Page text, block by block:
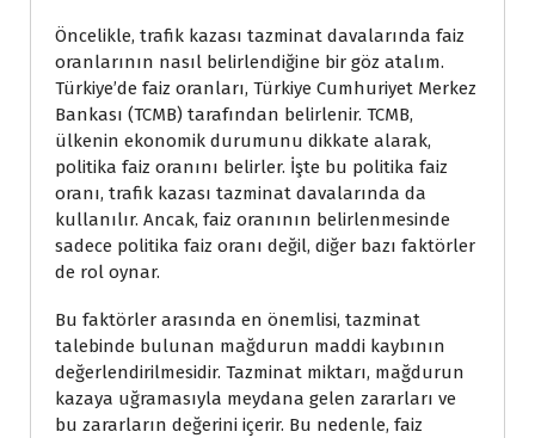
Öncelikle, trafik kazası tazminat davalarında faiz
oranlarının nasıl belirlendiğine bir göz atalım.
Türkiye’de faiz oranları, Türkiye Cumhuriyet Merkez
Bankası (TCMB) tarafından belirlenir. TCMB,
ülkenin ekonomik durumunu dikkate alarak,
politika faiz oranını belirler. İşte bu politika faiz
oranı, trafik kazası tazminat davalarında da
kullanılır. Ancak, faiz oranının belirlenmesinde
sadece politika faiz oranı değil, diğer bazı faktörler
de rol oynar.
Bu faktörler arasında en önemlisi, tazminat
talebinde bulunan mağdurun maddi kaybının
değerlendirilmesidir. Tazminat miktarı, mağdurun
kazaya uğramasıyla meydana gelen zararları ve
bu zararların değerini içerir. Bu nedenle, faiz